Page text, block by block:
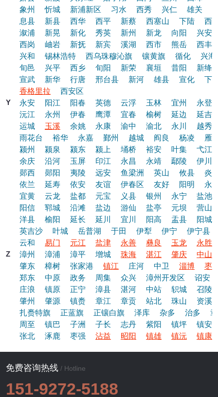
象州
忻城 新浦新区 习水 西秀 兴仁 雄关
息县
新县 西华 西平 新蔡 西塞山 下陆
西
溆浦
新晃 新化 秀英 新州 新龙 向阳
兴安
西岗
岫岩 新抚 新宾 溪湖 西市 熊岳
西丰
兴和
锡林浩特 西乌珠穆沁旗 镶黄旗 循化
兴海
旬邑
兴平 西乡 旬阳 新荣 襄垣 昔阳
新绛
宣武
新华 行唐 邢台县 新河 雄县 宣化
下
香格里拉
西安区
Y
永安 阳江 阳春 英德 云浮 玉林 宜州
永登
沅江
永州 伊春 鹰潭 宜春 榆树 延边
延吉
运城
玉溪 余姚 永康 渝中 渝北 永川
越秀
雨花台
裕华 永嘉 鄞州 越城 阎良 杨凌
雁
颍州
颍泉 颍东 颍上 埇桥 裕安 叶集
弋江
余庆
沿河 玉屏 印江 永昌 永靖 鄢陵
伊川
郧西
郧阳 夷陵 远安 鱼梁洲 英山 攸县
炎
依兰
延寿 依安 友谊 伊春区 友好 阳明
永
宜黄
云龙 盐都 元宝 义县 银州 永宁
盐池
阳信
郓城 沿滩 盐边 游仙 盐亭 元坝
营山
洋县
榆阳 延长 延川 宜川 阳高 盂县
阳城
英吉沙
叶城 岳普湖 于田 伊犁 伊宁
伊宁县
云和
易门 元江 盐津 永善 彝良 玉龙
永胜
Z
漳州 漳浦 漳平 增城 珠海 湛江 肇庆
中山
肇东
樟树 张家港 镇江 庄河 中卫 淄博
枣
郑东
中原 政务 周集 众兴 漳州开发区
诏安
庄浪
镇原 正宁 漳县 湛河 中站 轵城
召陵
肇州
肇源 镇赉 章江 章贡 站北 珠山
资溪
扎赉特旗
正蓝旗 正镶白旗 泽库 杂多 治多
周至
镇巴 子洲 子长 志丹 紫阳 镇坪
镇安
张北
涿鹿 枣强 沾益 昭阳 镇雄 镇沅 镇康
免费咨询热线 / Hotline
151-9272-5188